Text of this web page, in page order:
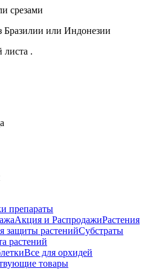
срезами
Бразилии или Индонезии
листа .
препараты
Акция и РаспродажиРастения
защиты растенийСубстраты
растений
Все для орхидей
товары